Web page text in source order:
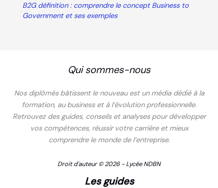
B2G définition : comprendre le concept Business to
Government et ses exemples
Qui sommes-nous
Nos diplômés bâtissent le nouveau est un média dédié à la
formation, au business et à l’évolution professionnelle.
Retrouvez des guides, conseils et analyses pour développer
vos compétences, réussir votre carrière et mieux
comprendre le monde de l’entreprise.
Droit d'auteur © 2026 - Lycée NDBN
Les guides